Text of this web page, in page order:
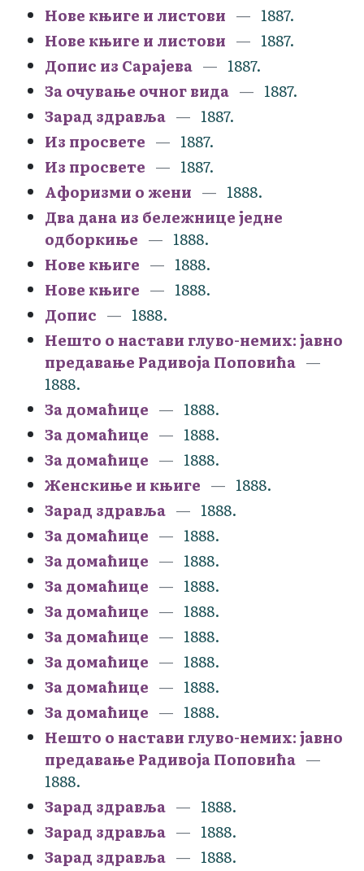
Нове књиге и листови
1887.
Нове књиге и листови
1887.
Допис из Сарајева
1887.
За очување очног вида
1887.
Зарад здравља
1887.
Из просвете
1887.
Из просвете
1887.
Афоризми о жени
1888.
Два дана из бележнице једне
одборкиње
1888.
Нове књиге
1888.
Нове књиге
1888.
Допис
1888.
Нешто о настави глуво-немих: јавно
предавање Радивоја Поповића
1888.
За домаћице
1888.
За домаћице
1888.
За домаћице
1888.
Женскиње и књиге
1888.
Зарад здравља
1888.
За домаћице
1888.
За домаћице
1888.
За домаћице
1888.
За домаћице
1888.
За домаћице
1888.
За домаћице
1888.
За домаћице
1888.
За домаћице
1888.
Нешто о настави глуво-немих: јавно
предавање Радивоја Поповића
1888.
Зарад здравља
1888.
Зарад здравља
1888.
Зарад здравља
1888.